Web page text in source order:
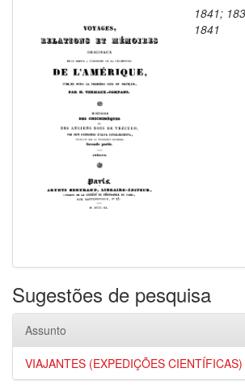
1841;
1841
Sugestões de pesquisa
Assunto
VIAJANTES (EXPEDIÇÕES CIENTÍFICAS)